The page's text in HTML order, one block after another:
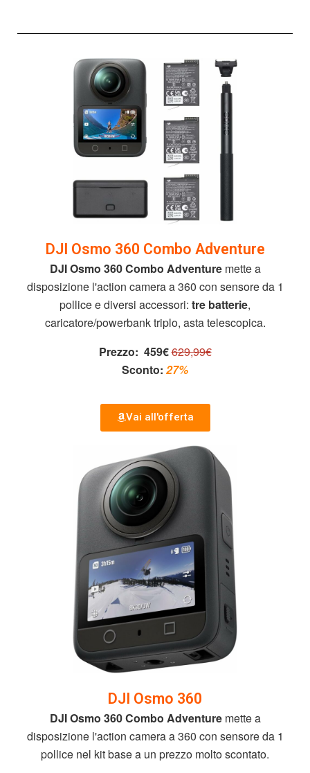
DJI Osmo 360 Combo Adventure
DJI Osmo 360 Combo Adventuremette a
disposizione l'action camera a 360 con sensore da 1
pollice e diversi accessori: tre batterie,
caricatore/powerbank triplo, asta telescopica.
Prezzo: 459€629,99€
Sconto: 27%
Vai all'offerta
DJI Osmo 360
DJI Osmo 360 Combo Adventuremette a
disposizione l'action camera a 360 con sensore da 1
pollice nel kit base a un prezzo molto scontato.